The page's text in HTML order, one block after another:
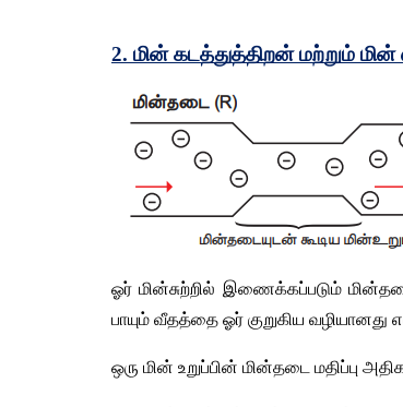
2. மின் கடத்துத்திறன் மற்றும் மின்
ஓர் மின்சுற்றில் இணைக்கப்படும்
பாயும் வீதத்தை ஓர் குறுகிய
ஒரு மின் உறுப்பின் மின்தடை மதிப்பு